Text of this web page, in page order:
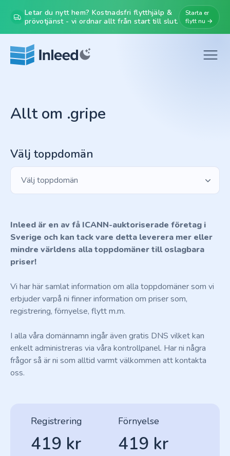
Letar du nytt hem? Kostnadsfri flytthjälp &
prövotjänst - vi ordnar allt från start till slut.
Starta er
flytt nu →
Allt om .gripe
Välj toppdomän
Välj toppdomän
Inleed är en av få ICANN-auktoriserade företag i
Sverige och kan tack vare detta leverera mer eller
mindre världens alla toppdomäner till oslagbara
priser!
Vi har här samlat information om alla toppdomäner som vi
erbjuder varpå ni finner information om priser som,
registrering, förnyelse, flytt m.m.
I alla våra domännamn ingår även gratis DNS vilket kan
enkelt administreras via våra kontrollpanel. Har ni några
frågor så är ni som alltid varmt välkommen att kontakta
oss.
Registrering
419 kr
Förnyelse
419 kr